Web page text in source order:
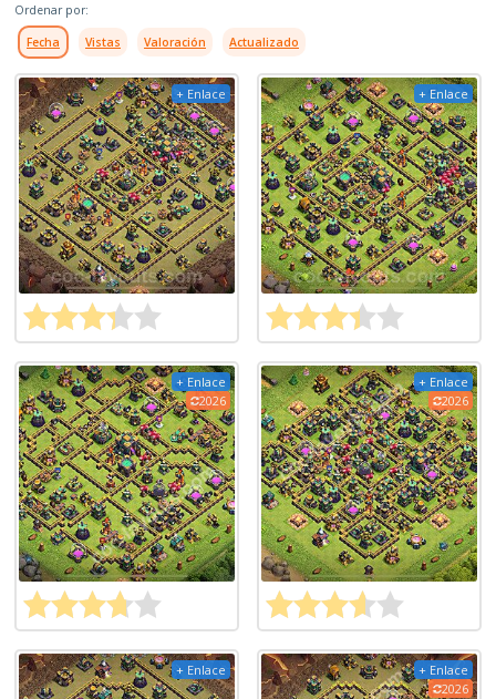
Ordenar por:
Fecha Vistas Valoración Actualizado
+ Enlace + Enlace
+ Enlace
2026
+ Enlace
2026
+ Enlace
+ Enlace
2026